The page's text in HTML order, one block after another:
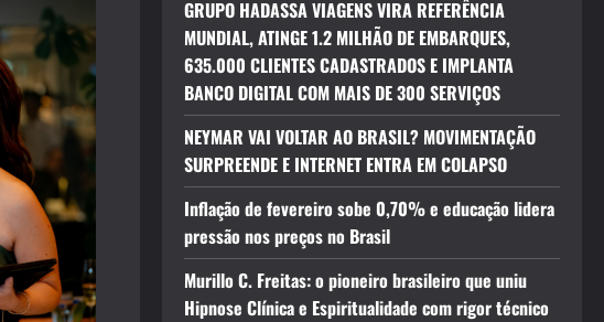
GRUPO HADASSA VIAGENS VIRA REFERÊNCIA
MUNDIAL, ATINGE 1.2 MILHÃO DE EMBARQUES,
635.000 CLIENTES CADASTRADOS E IMPLANTA
BANCO DIGITAL COM MAIS DE 300 SERVIÇOS
NEYMAR VAI VOLTAR AO BRASIL? MOVIMENTAÇÃO
SURPREENDE E INTERNET ENTRA EM COLAPSO
Inflação de fevereiro sobe 0,70% e educação lidera
pressão nos preços no Brasil
Murillo C. Freitas: o pioneiro brasileiro que uniu
Hipnose Clínica e Espiritualidade com rigor técnico